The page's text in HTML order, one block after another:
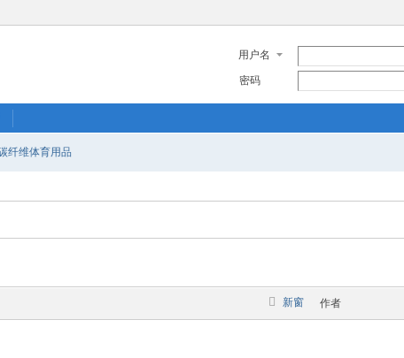
用户名
密码
纤维体育用品
新窗 作者